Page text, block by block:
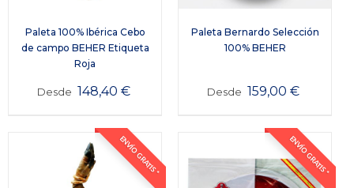
Paleta 100% Ibérica Cebo
de campo BEHER Etiqueta
Roja
Desde 148,40 €
Paleta Bernardo Selección
100% BEHER
Desde 159,00€
ENVÍO GRATIS * ENVÍO GRATIS *